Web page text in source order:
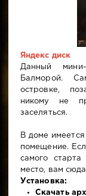
Яндекс диск
Данный
Балморой.
островке,
никому не
заселяться.
В доме
помещение.
самого
место, вам
Установка:
Скачать